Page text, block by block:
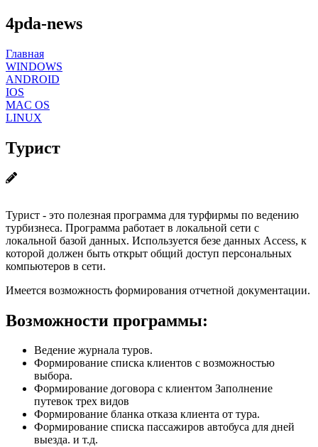
4pda-news
Главная
WINDOWS
ANDROID
IOS
MAC OS
LINUX
Турист
Турист - это полезная программа для турфирмы по ведению
турбизнеса. Программа работает в локальной сети с
локальной базой данных. Используется безе данных Access, к
которой должен быть открыт общий доступ персональных
компьютеров в сети.
Имеется возможность формирования отчетной документации.
Возможности программы:
Ведение журнала туров.
Формирование списка клиентов с возможностью
выбора.
Формирование договора с клиентом Заполнение
путевок трех видов
Формирование бланка отказа клиента от тура.
Формирование списка пассажиров автобуса для дней
выезда. и т.д.